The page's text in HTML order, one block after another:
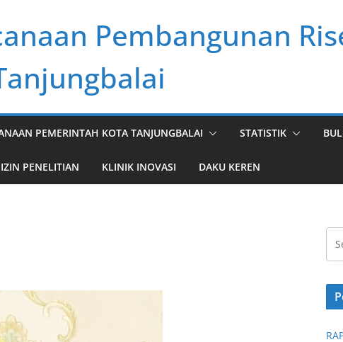
Pembangunan
PEMERINTAH KOTA TANJUNGBALAI STATISTIK
IZIN PENELITIAN KLINIK INOVASI DAKU KEREN